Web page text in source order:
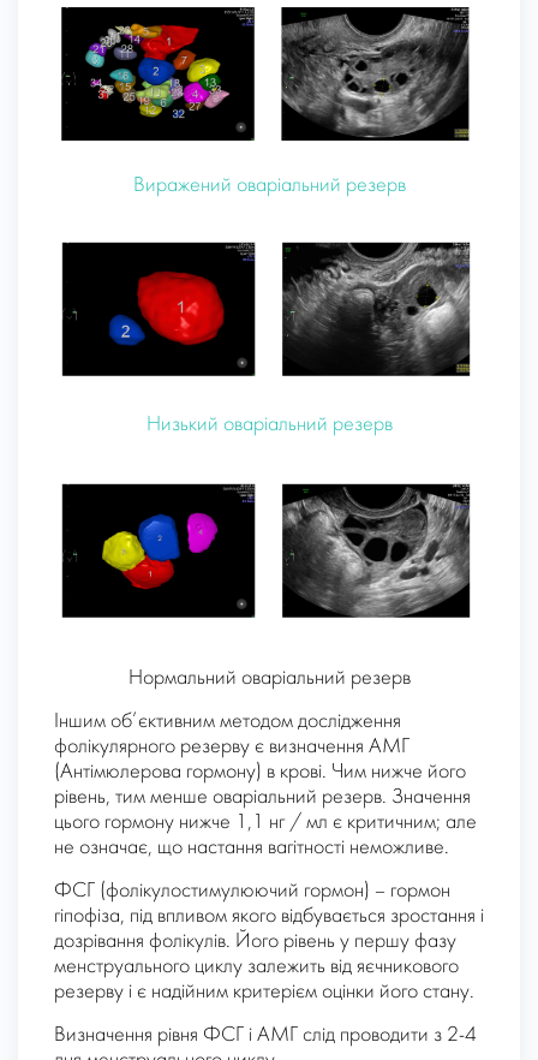
Виражений оваріальний резерв
Низький оваріальний резерв
Нормальний оваріальний резерв
Іншим об’єктивним методом дослідження
фолікулярного резерву є визначення АМГ
(Антімюлерова гормону) в крові. Чим нижче його
рівень, тим менше оваріальний резерв. Значення
цього гормону нижче 1,1 нг / мл є критичним; але
не означає, що настання вагітності неможливе.
ФСГ (фолікулостимулюючий гормон) – гормон
гіпофіза, під впливом якого відбувається зростання і
дозрівання фолікулів. Його рівень у першу фазу
менструального циклу залежить від яєчникового
резерву і є надійним критерієм оцінки його стану.
Визначення рівня ФСГ і АМГ слід проводити з 2-4